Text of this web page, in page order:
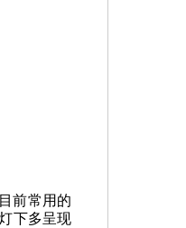
前常用的
下多呈现